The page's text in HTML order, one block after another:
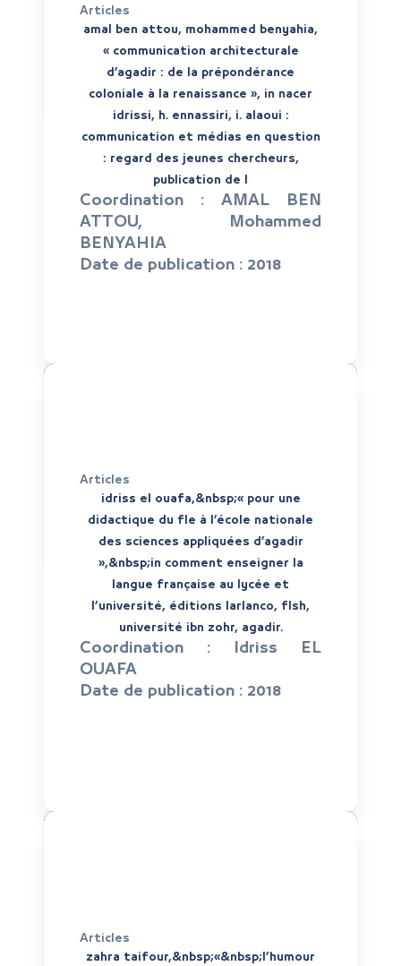
Articles
amal ben attou, mohammed benyahia,
« communication architecturale
d’agadir : de la prépondérance
coloniale à la renaissance », in nacer
idrissi, h. ennassiri, i. alaoui :
communication et médias en question
: regard des jeunes chercheurs,
publication de l
Coordination : AMAL BEN
ATTOU, Mohammed
BENYAHIA
Date de publication : 2018
Articles
idriss el ouafa,&nbsp;« pour une
didactique du fle à l’école nationale
des sciences appliquées d’agadir
»,&nbsp;in comment enseigner la
langue française au lycée et
l’université, éditions larlanco, flsh,
université ibn zohr, agadir.
Coordination : Idriss EL
OUAFA
Date de publication : 2018
Articles
zahra taifour,&nbsp;«&nbsp;l’humour